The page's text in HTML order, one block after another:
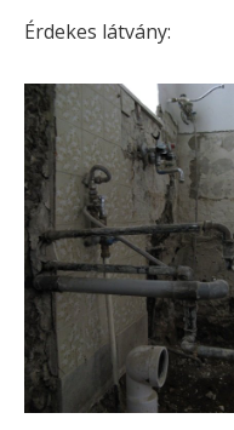
Érdekes látvány: